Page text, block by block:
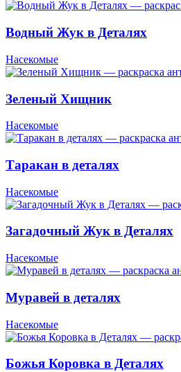
Водный Жук в Деталях
Насекомые
Зеленый Хищник
Насекомые
Таракан в деталях
Насекомые
Загадочный Жук в Деталях
Насекомые
Муравей в деталях
Насекомые
Божья Коровка в Деталях